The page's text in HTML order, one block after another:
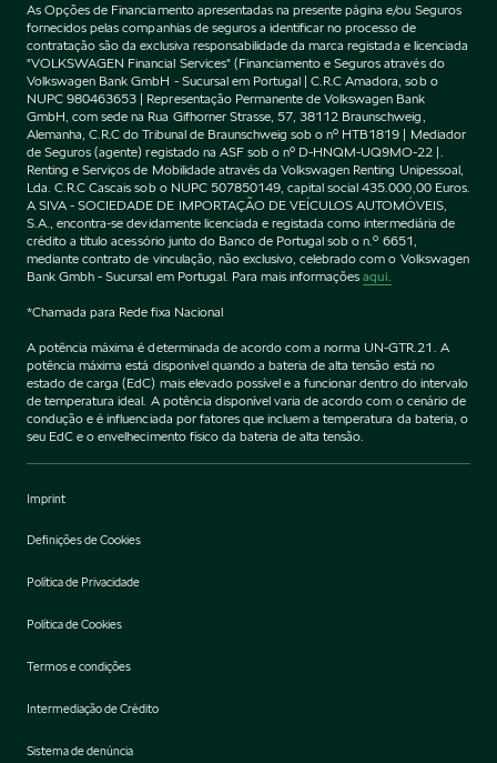
As Opções de Financiamento apresentadas na presente página e/ou Seguros
fornecidos pelas companhias de seguros a identificar no processo de
contratação são da exclusiva responsabilidade da marca registada e licenciada
"VOLKSWAGEN Financial Services" (Financiamento e Seguros através do
Volkswagen Bank GmbH - Sucursal em Portugal | C.R.C Amadora, sob o
NUPC 980463653 | Representação Permanente de Volkswagen Bank
GmbH, com sede na Rua Gifhorner Strasse, 57, 38112 Braunschweig,
Alemanha, C.R.C do Tribunal de Braunschweig sob o nº HTB1819 | Mediador
de Seguros (agente) registado na ASF sob o nº D-HNQM-UQ9MO-22 |.
Renting e Serviços de Mobilidade através da Volkswagen Renting Unipessoal,
Lda. C.R.C Cascais sob o NUPC 507850149, capital social 435.000,00 Euros.
A SIVA - SOCIEDADE DE IMPORTAÇÃO DE VEÍCULOS AUTOMÓVEIS,
S.A., encontra-se devidamente licenciada e registada como intermediária de
crédito a título acessório junto do Banco de Portugal sob o n.º 6651,
mediante contrato de vinculação, não exclusivo, celebrado com o Volkswagen
Bank Gmbh - Sucursal em Portugal. Para mais informaçõesaqui.
*Chamada para Rede fixa Nacional
A potência máxima é determinada de acordo com a norma UN-GTR.21. A
potência máxima está disponível quando a bateria de alta tensão está no
estado de carga (EdC) mais elevado possível e a funcionar dentro do intervalo
de temperatura ideal. A potência disponível varia de acordo com o cenário de
condução e é influenciada por fatores que incluem a temperatura da bateria, o
seu EdC e o envelhecimento físico da bateria de alta tensão.
Imprint
Definições de Cookies
Política de Privacidade
Política de Cookies
Termos e condições
Intermediação de Crédito
Sistema de denúncia